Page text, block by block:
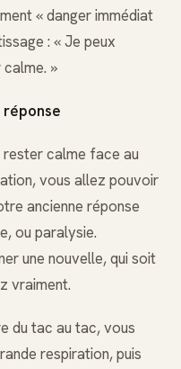
« danger immédiat
: « Je peux
»
réponse
rester calme face au
vous allez pouvoir
ancienne réponse
ou paralysie.
une nouvelle, qui soit
vraiment.
du tac au tac, vous
respiration, puis